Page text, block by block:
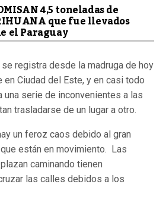
4,5 toneladas de
que fue llevados
el Paraguay
registra desde la madruga de hoy
en Ciudad del Este, y en casi todo
una serie de inconvenientes a las
trasladarse de un lugar a otro.
un feroz caos debido al gran
están en movimiento. Las
caminando tienen
las calles debidos a los